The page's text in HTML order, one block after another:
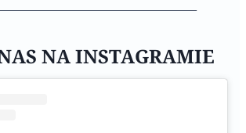
NA INSTAGRAMIE